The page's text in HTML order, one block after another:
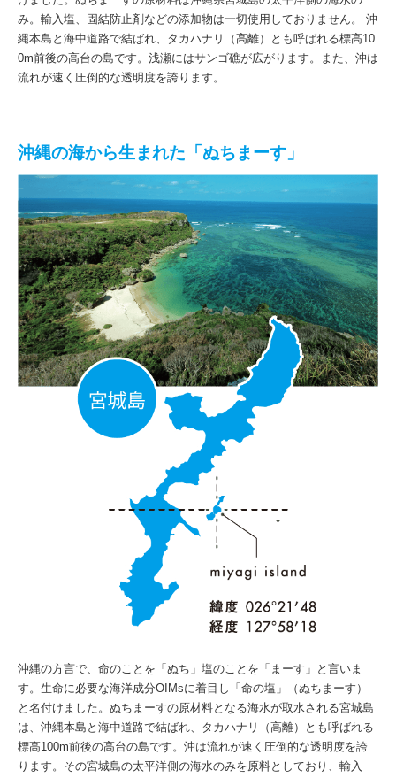
み。輸入塩、固結防止剤などの添加物は一切使用しておりません。 沖
縄本島と海中道路で結ばれ、タカハナリ（高離）とも呼ばれる標高10
0m前後の高台の島です。浅瀬にはサンゴ礁が広がります。また、沖は
流れが速く圧倒的な透明度を誇ります。
沖縄の海から生まれた「ぬちまーす」
沖縄の方言で、命のことを「ぬち」塩のことを「まーす」と言いま
す。生命に必要な海洋成分OIMsに着目し「命の塩」（ぬちまーす）
と名付けました。ぬちまーすの原材料となる海水が取水される宮城島
は、沖縄本島と海中道路で結ばれ、タカハナリ（高離）とも呼ばれる
標高100m前後の高台の島です。沖は流れが速く圧倒的な透明度を誇
ります。その宮城島の太平洋側の海水のみを原料としており、輸入